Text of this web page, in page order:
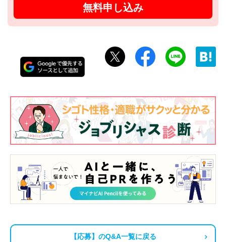
無料申し込み
【応募】のQ&A一覧に戻る